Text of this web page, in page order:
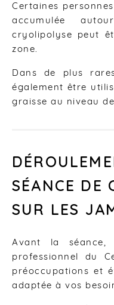
Certaines
accumulée
cryolipolyse peut
zone.
Dans de plus
également être
graisse au niveau
SÉANCE DE
SUR LES
Avant la
professionnel du
préoccupations et
adaptée à vos